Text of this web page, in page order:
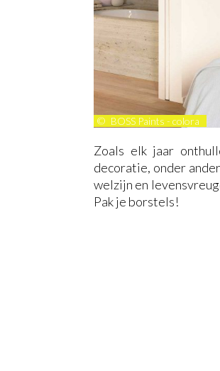
© BOSS Paints - colora
Zoals elk jaar
decoratie, onder
welzijn en
Pak je borstels!